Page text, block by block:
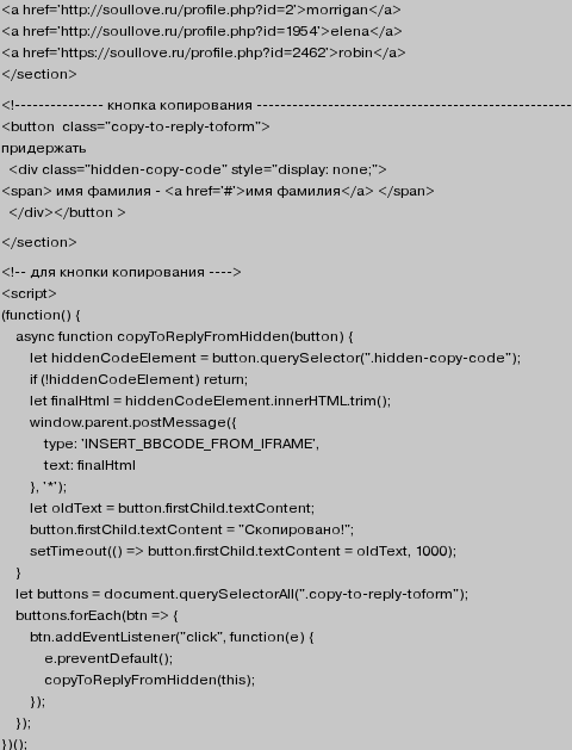
<a href='http://soullove.ru/profile.php?id=2'>morrigan</a>
<a href='http://soullove.ru/profile.php?id=1954'>elena</a>
<a href='https://soullove.ru/profile.php?id=2462'>robin</a>
</section>
<!--------------- кнопка копирования
<button class="copy-to-reply-toform">
придержать
<div class="hidden-copy-code" style="display: none;">
<span> имя фамилия - <a href='#'>имя фамилия</a> </span>
</div></button >
</section>
<!-- для кнопки копирования ---->
<script>
(function() {
async function copyToReplyFromHidden(button) {
let hiddenCodeElement = button.querySelector(".hidden-copy-code");
if (!hiddenCodeElement) return;
let finalHtml = hiddenCodeElement.innerHTML.trim();
window.parent.postMessage({
type: 'INSERT_BBCODE_FROM_IFRAME',
text: finalHtml
}, '*');
let oldText = button.firstChild.textContent;
button.firstChild.textContent = "Скопировано!";
setTimeout(() => button.firstChild.textContent = oldText, 1000);
}
let buttons = document.querySelectorAll(".copy-to-reply-toform");
buttons.forEach(btn => {
btn.addEventListener("click", function(e) {
e.preventDefault();
copyToReplyFromHidden(this);
});
});
})();